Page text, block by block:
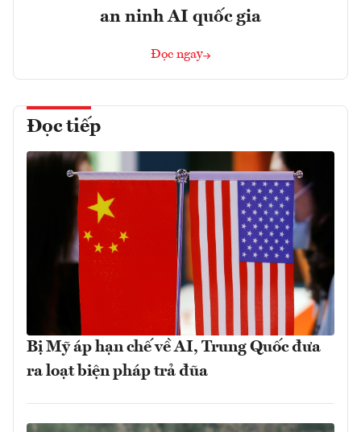
an ninh AI quốc gia
Đọc ngay
Đọc tiếp
Bị Mỹ áp hạn chế về AI, Trung Quốc đưa
ra loạt biện pháp trả đũa